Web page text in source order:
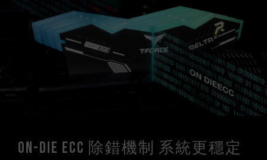
On-die ECC 除錯機制 系統更穩定